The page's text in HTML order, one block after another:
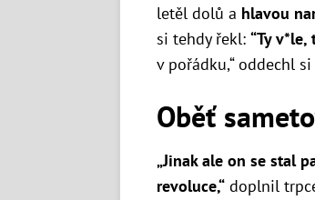
letěl dolů a hlavou
si tehdy řekl: “Ty
v pořádku,“ oddechl
Oběť
„Jinak ale on se stal
revoluce,“ doplnil